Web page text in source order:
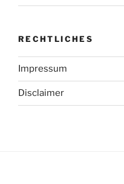
RECHTLICHES
Impressum
Disclaimer